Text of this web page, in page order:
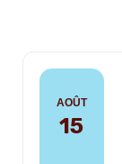
AOÛT
15